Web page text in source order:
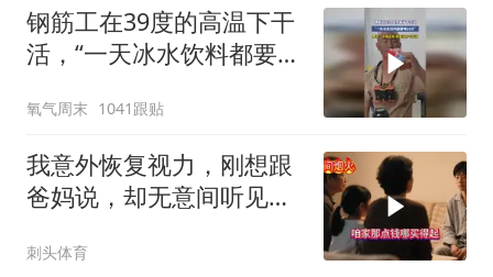
钢筋工在39度的高温下干
活，“一天冰水饮料都要喝
根本没力气干活
氧气周末 1041跟贴
我意外恢复视力，刚想跟
爸妈说，却无意间听见妹
刺头体育